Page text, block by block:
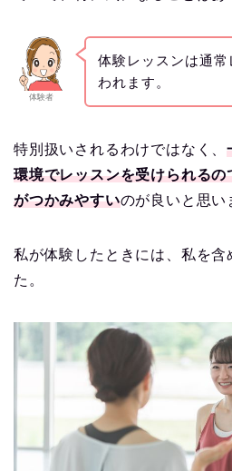
体験者
体験レッスンは通
われます。
特別扱いされるわけではなく、
環境でレッスンを受けられる
がつかみやすいのが良いと思い
私が体験したときには、私を含
た。